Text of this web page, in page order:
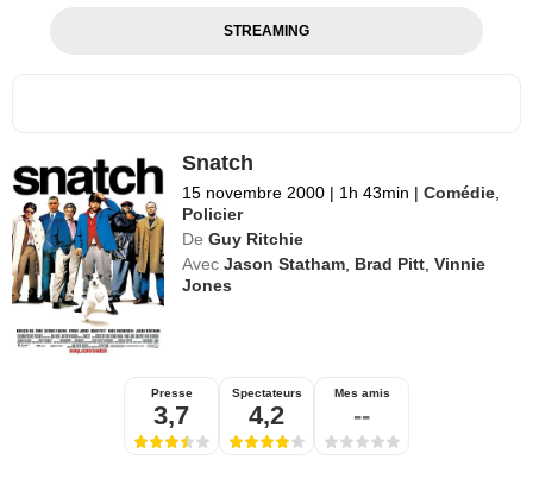
STREAMING
Snatch
15 novembre 2000 | 1h 43min | Comédie
Policier
De Guy Ritchie
Avec Jason Statham Brad Pitt ,Vinnie
Jones
Presse
3,7
Spectateurs
4,2
Mes amis
--